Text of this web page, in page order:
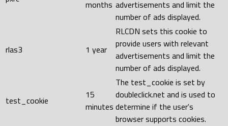
months advertisements and limit the
number of ads displayed.
rlas3 1 year
RLCDN sets this cookie to
provide users with relevant
advertisements and limit the
number of ads displayed.
test_cookie
15
minutes
The test_cookie is set by
doubleclick.net and is used to
determine if the user's
browser supports cookies.